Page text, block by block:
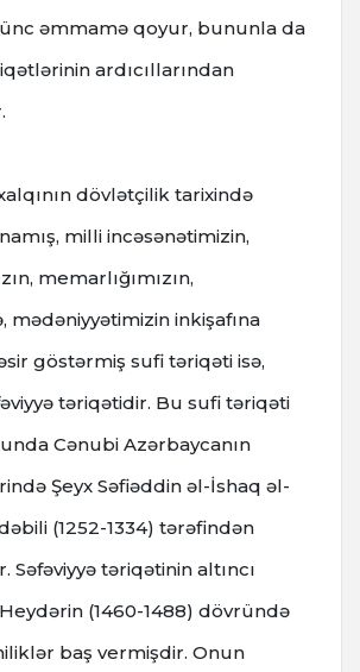
əmmamə qoyur, bununla da
ardıcıllarından
dövlətçilik tarixində
milli incəsənətimizin,
memarlığımızın,
mədəniyyətimizin inkişafına
göstərmiş sufi təriqəti isə,
təriqətidir. Bu sufi təriqəti
Сənubi Azərbaycanın
Şeyx Səfiəddin əl-İshaq əl-
(1252-1334) tərəfindən
Səfəviyyə təriqətinin altıncı
Heydərin (1460-1488) dövründə
baş vermişdir. Onun